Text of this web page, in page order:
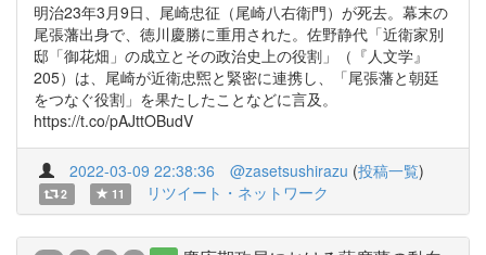
明治23年3月9日、尾崎忠征（尾崎八右衛門）が死去。幕末の
尾張藩出身で、徳川慶勝に重用された。佐野静代「近衛家別
邸「御花畑」の成立とその政治史上の役割」（『人文学』
205）は、尾崎が近衛忠煕と緊密に連携し、「尾張藩と朝廷
をつなぐ役割」を果たしたことなどに言及。
https://t.co/pAJttOBudV
2022-03-09 22:38:36 @zasetsushirazu (投稿一覧)
2 11 リツイート・ネットワーク